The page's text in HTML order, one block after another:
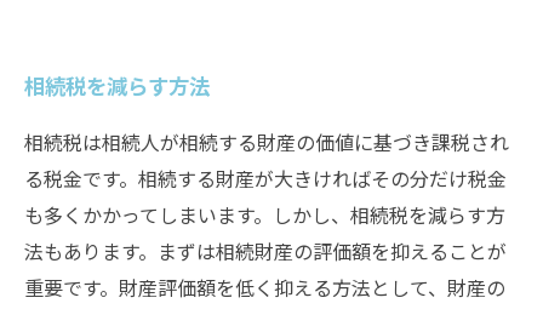
相続税を減らす方法
相続税は相続人が相続する財産の価値に基づき課税され
る税金です。相続する財産が大きければその分だけ税金
も多くかかってしまいます。しかし、相続税を減らす方
法もあります。まずは相続財産の評価額を抑えることが
重要です。財産評価額を低く抑える方法として、財産の